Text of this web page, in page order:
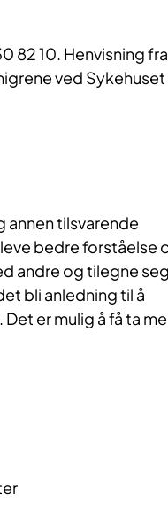
82 10. Henvisning fra
ved Sykehuset
annen tilsvarende
bedre forståelse
andre og tilegne
bli anledning til å
er mulig å få ta